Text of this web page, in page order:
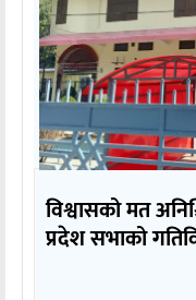
विश्वासको मत
प्रदेश सभाको